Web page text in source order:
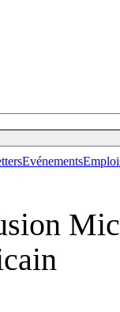
Evénements